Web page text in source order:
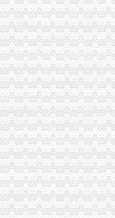
走偏的三观-评论频道-华龙网
新招募说明书（2018年第1号
八尺沟煤矿八尺井口_黄页简
：产业基金撬动结构调整,废旧
年度任务有望提前完成--能源
年度工作总结?-三茅总结-三
销项目服务公司变更费用_客
一个人,也要好好的、_一个人
生_重庆时报网-懂得每个你
机的歌乐山哪里回收二手苹
交办不下来-京东万象咨询中
背叛2